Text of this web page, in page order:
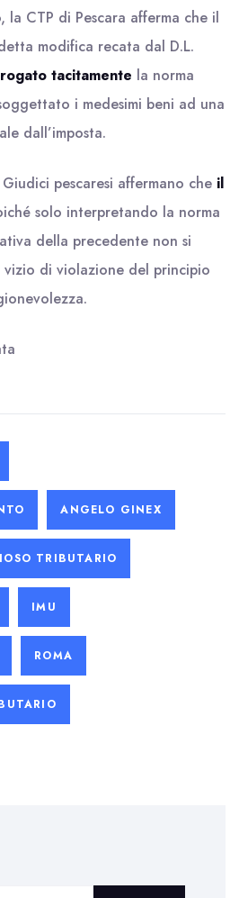
la CTP di Pescara afferma che il
modifica recata dal D.L.
tacitamente la norma
i medesimi beni ad una
dall’imposta.
pescaresi affermano che il
solo interpretando la norma
della precedente non si
di violazione del principio
ANGELO GINEX
TRIBUTARIO
IMU
ROMA